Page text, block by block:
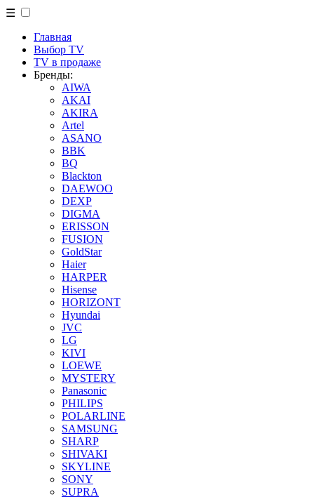
☰
Главная
Выбор TV
TV в продаже
Бренды:
AIWA
AKAI
AKIRA
Artel
ASANO
BBK
BQ
Blackton
DAEWOO
DEXP
DIGMA
ERISSON
FUSION
GoldStar
Haier
HARPER
Hisense
HORIZONT
Hyundai
JVC
LG
KIVI
LOEWE
MYSTERY
Panasonic
PHILIPS
POLARLINE
SAMSUNG
SHARP
SHIVAKI
SKYLINE
SONY
SUPRA